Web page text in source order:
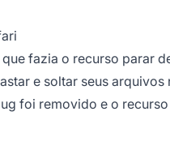
fazia o recurso parar
e soltar seus arquivos
foi removido e o